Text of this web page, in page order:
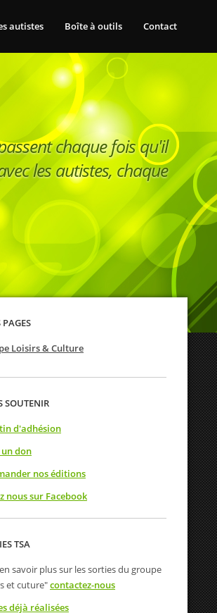
autistes Boîte à outils Contact
chaque fois qu'il
les autistes, chaque
PAGES
Loisirs & Culture
SOUTENIR
d'adhésion
don
nos éditions
nous sur Facebook
TSA
savoir plus sur les sorties du groupe
et cuture"contactez-nous
déjà réalisées